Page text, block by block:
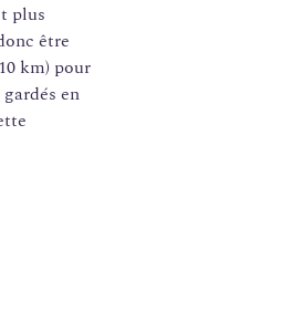
plus
être
km) pour
en